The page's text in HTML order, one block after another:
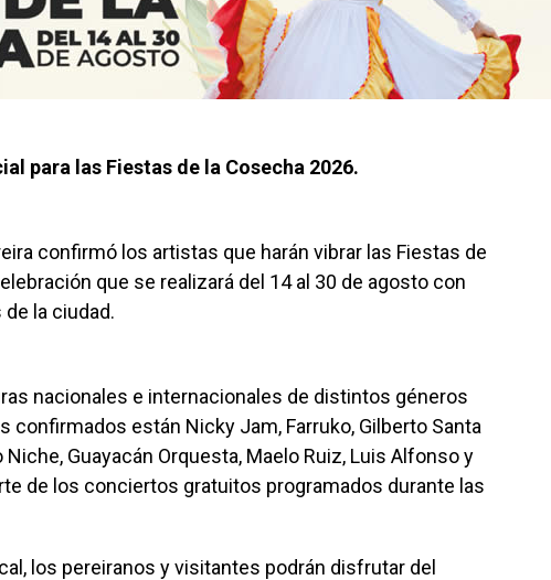
para las Fiestas de la Cosecha 2026.
confirmó los artistas que harán vibrar las Fiestas de
que se realizará del 14 al 30 de agosto con
la ciudad.
nacionales e internacionales de distintos géneros
confirmados están Nicky Jam, Farruko, Gilberto Santa
Niche, Guayacán Orquesta, Maelo Ruiz, Luis Alfonso y
de los conciertos gratuitos programados durante las
los pereiranos y visitantes podrán disfrutar del